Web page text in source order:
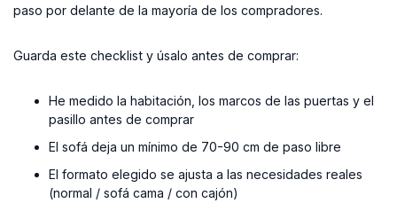
paso por delante de la mayoría de los compradores.
Guarda este checklist y úsalo antes de comprar:
He medido la habitación, los marcos de las puertas y el
pasillo antes de comprar
El sofá deja un mínimo de 70-90 cm de paso libre
El formato elegido se ajusta a las necesidades reales
(normal / sofá cama / con cajón)